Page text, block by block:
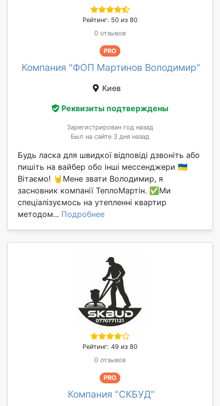
Рейтинг: 50 из 80
0 отзывов
PRO
Компания "ФОП Мартинов Володимир"
Киев
Реквизиты подтверждены
Зарегистрирован год назад
Был на сайте 3 дня назад
Будь ласка для швидкої відповіді дзвоніть або
пишіть на вайбер обо інші мессенджери 🇺🇦
Вітаємо! 🤘Мене звати Володимир, я
засновник компанії ТеплоМартін. ✅Ми
спеціалізуємось на утепленні квартир
методом... Подробнее
Рейтинг: 49 из 80
0 отзывов
PRO
Компания "СКБУД"